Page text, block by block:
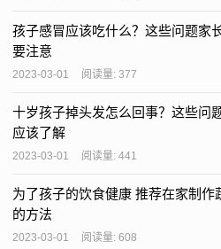
孩子感冒应该吃什么？这些问题家
要注意
2023-03-01 阅读量: 377
十岁孩子掉头发怎么回事？这些问
应该了解
2023-03-01 阅读量: 441
为了孩子的饮食健康 推荐在家制作
的方法
2023-03-01 阅读量: 608